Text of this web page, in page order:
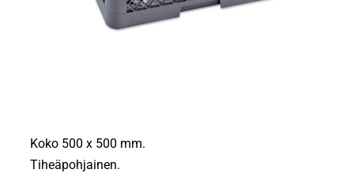
Koko 500 x 500 mm.
Tiheäpohjainen.